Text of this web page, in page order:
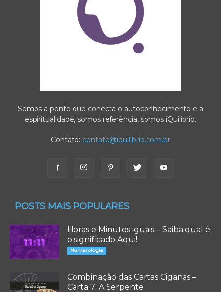
Somos a ponte que conecta o autoconhecimento e a
espiritualidade, somos referência, somos iQuilibrio.
Contato: contato@iquilibrio.com.br
POSTS MAIS POPULARES
Horas e Minutos iguais – Saiba qual é
o significado Aqui!
Numerologia
Combinação das Cartas Ciganas –
Carta 7: A Serpente